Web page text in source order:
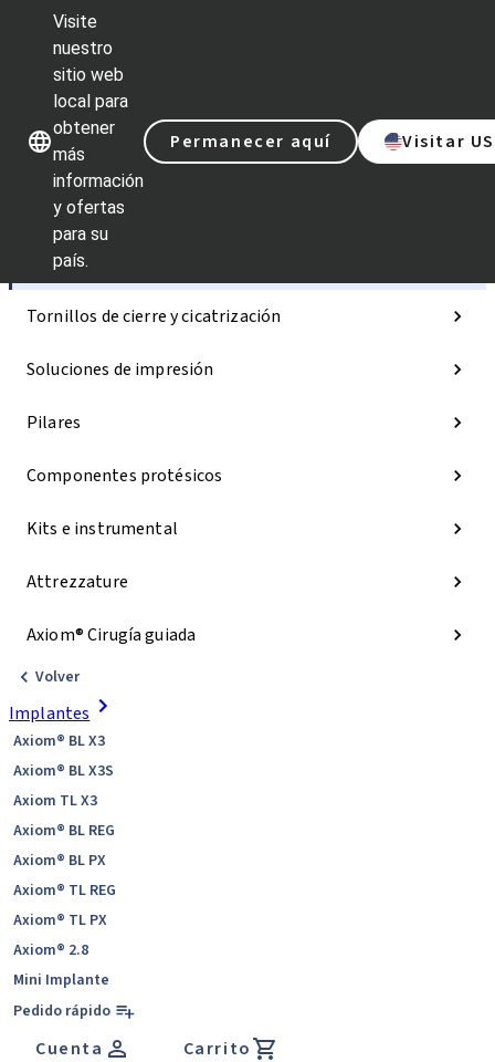
Visite
nuestro
sitio web
local para
obtener
más
información
y ofertas
para su
país.
Permanecer aquí Visitar
Categorías
Implantes
Tornillos de cierre y cicatrización
Soluciones de impresión
Pilares
Componentes protésicos
Kits e instrumental
Attrezzature
Axiom® Cirugía guiada
Volver
Implantes
Axiom® BL X3
Axiom® BL X3S
Axiom TL X3
Axiom® BL REG
Axiom® BL PX
Axiom® TL REG
Axiom® TL PX
Axiom® 2.8
Mini Implante
Pedido rápido
Cuenta Carrito